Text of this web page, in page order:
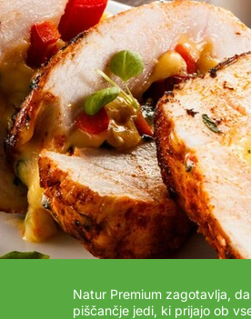
Natur Premium zagotavlja,
piščančje jedi, ki prijajo ob